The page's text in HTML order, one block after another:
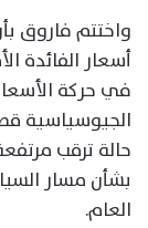
واختتم فاروق
أسعار الفائدة
في حركة
الجيوسياسية
حالة ترقب
بشأن مسار
العام.